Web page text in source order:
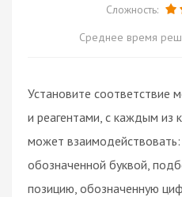
Сложность:
Среднее время
Установите соответствие
и реагентами, с каждым из
может взаимодействовать:
обозначенной буквой,
позицию, обозначенную